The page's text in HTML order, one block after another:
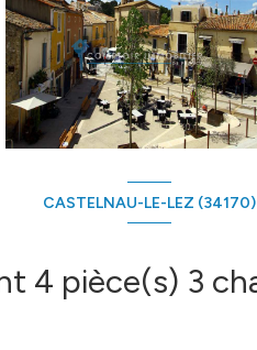
CASTELNAU-LE-LEZ (34170)